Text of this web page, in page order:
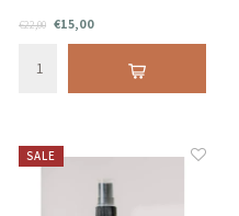
grapefruit en sandelhout!
€22,00 €15,00
SALE